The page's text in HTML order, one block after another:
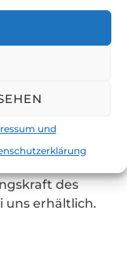
und
30, 2022
Buchhandel
sind, gibts
jetzt ganz
des
uns erhältlich.